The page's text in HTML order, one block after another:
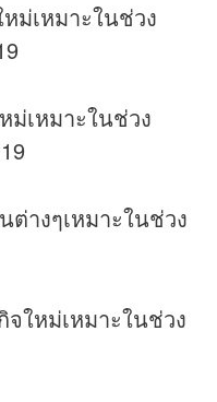
ม่เหมาะในช่วง
เหมาะในช่วง
ต่างๆเหมาะในช่วง
ใหม่เหมาะในช่วง